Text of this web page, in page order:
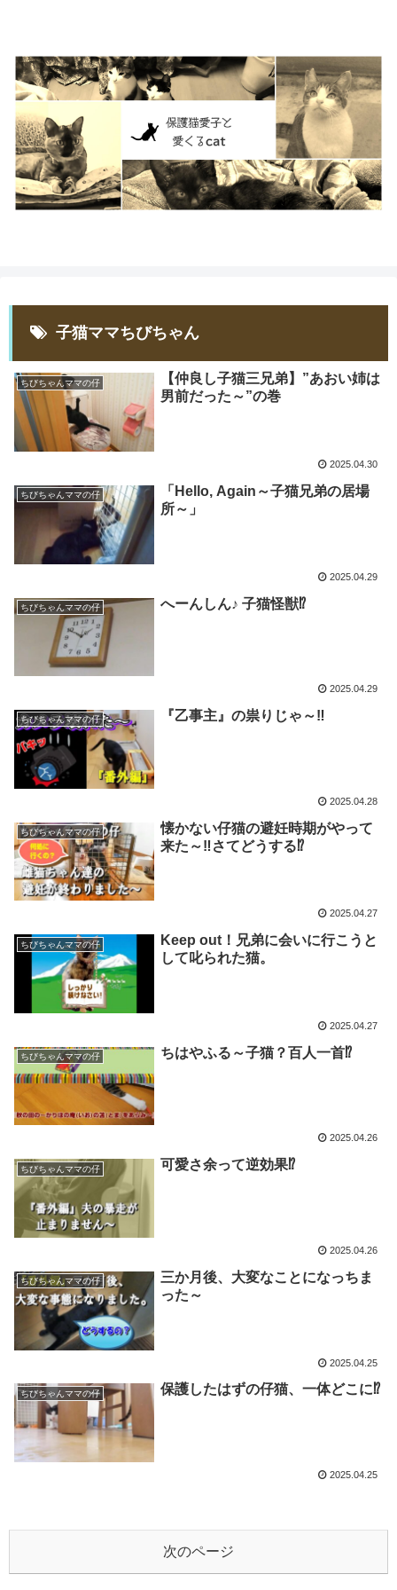
子猫ママちびちゃん
ちびちゃんママの仔
【仲良し子猫三兄弟】”あおい姉は
男前だった～”の巻
2025.04.30
ちびちゃんママの仔
「Hello, Again～子猫兄弟の居場
所～」
2025.04.29
ちびちゃんママの仔 へーんしん♪ 子猫怪獣⁉
2025.04.29
ちびちゃんママの仔 『乙事主』の祟りじゃ～‼
2025.04.28
ちびちゃんママの仔
懐かない仔猫の避妊時期がやって
来た～‼さてどうする⁉
2025.04.27
ちびちゃんママの仔
Keep out！兄弟に会いに行こうと
して叱られた猫。
2025.04.27
ちびちゃんママの仔 ちはやふる～子猫？百人一首⁉
2025.04.26
ちびちゃんママの仔 可愛さ余って逆効果⁉
2025.04.26
ちびちゃんママの仔
三か月後、大変なことになっちま
った～
2025.04.25
ちびちゃんママの仔 保護したはずの仔猫、一体どこに⁉
2025.04.25
次のページ